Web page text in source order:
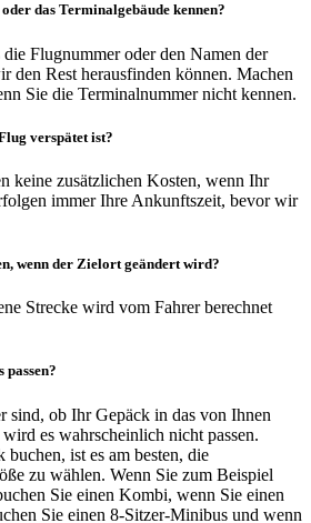
das Terminalgebäude kennen?
Flugnummer oder den Namen der
den Rest herausfinden können. Machen
Sie die Terminalnummer nicht kennen.
verspätet ist?
keine zusätzlichen Kosten, wenn Ihr
immer Ihre Ankunftszeit, bevor wir
wenn der Zielort geändert wird?
Strecke wird vom Fahrer berechnet
passen?
sind, ob Ihr Gepäck in das von Ihnen
es wahrscheinlich nicht passen.
ist es am besten, die
zu wählen. Wenn Sie zum Beispiel
Sie einen Kombi, wenn Sie einen
Sie einen 8-Sitzer-Minibus und wenn